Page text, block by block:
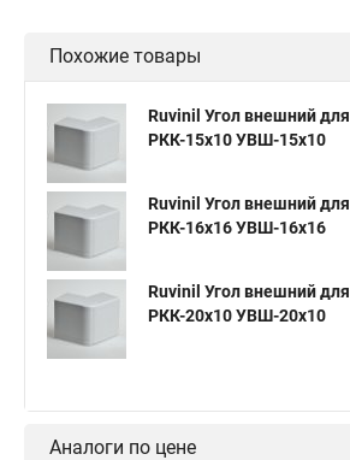
Похожие товары
Ruvinil Угол внешний для
РКК-15х10 УВШ-15х10
Ruvinil Угол внешний для
РКК-16х16 УВШ-16х16
Ruvinil Угол внешний для
РКК-20х10 УВШ-20х10
Аналоги по цене